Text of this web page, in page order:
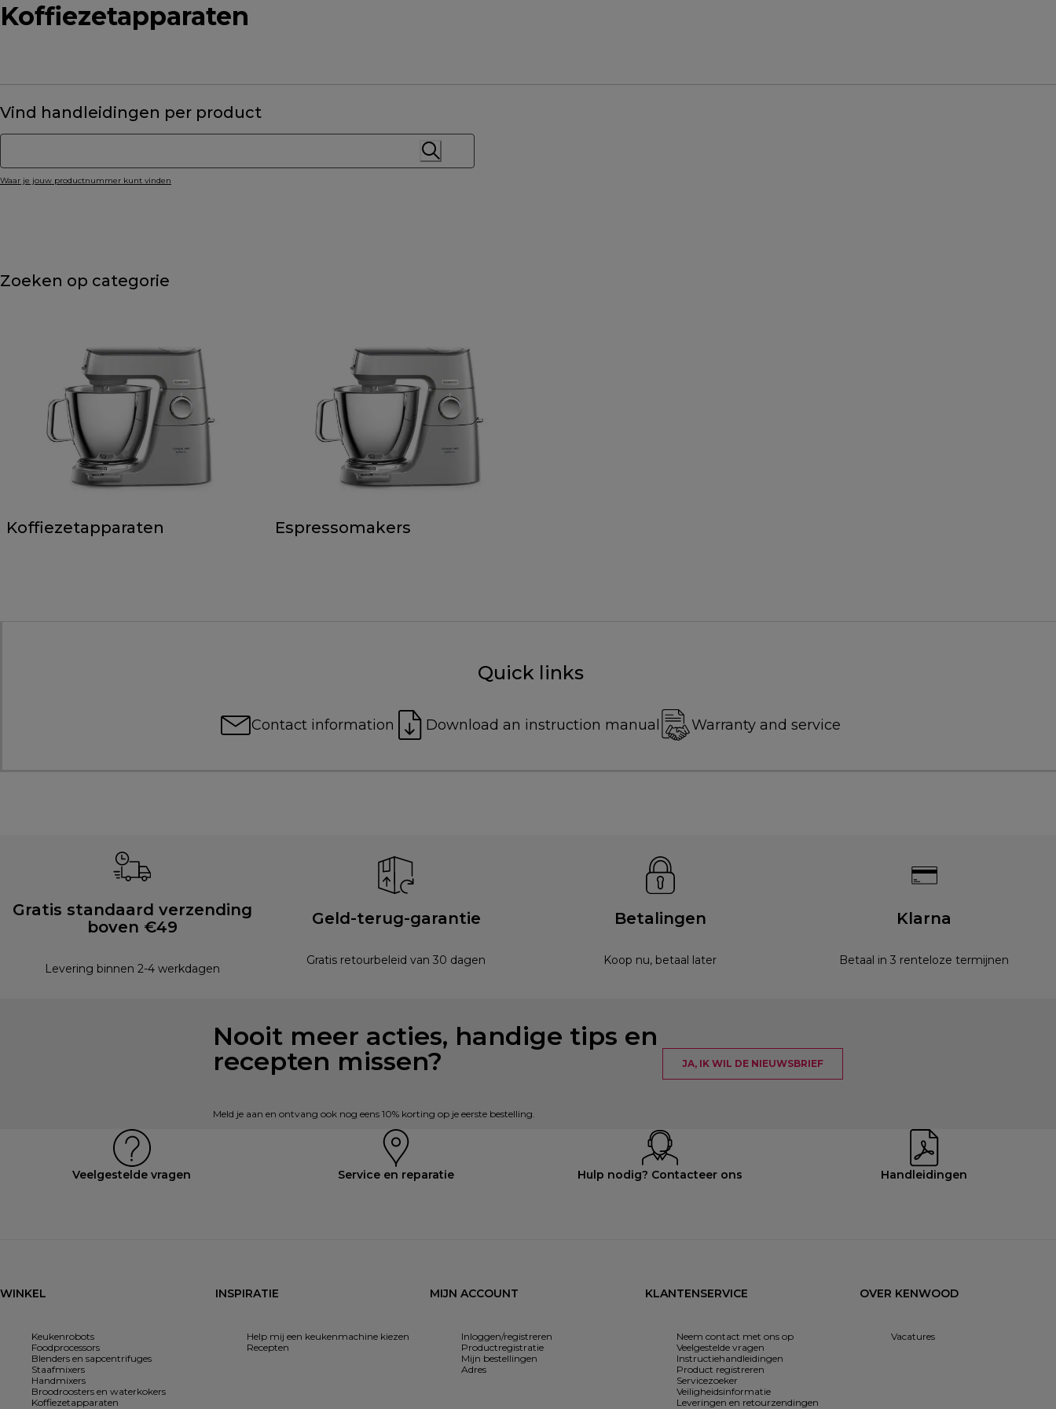
Koffiezetapparaten
Vind handleidingen per product
Waar je jouw productnummer kunt vinden
Zoeken op categorie
Koffiezetapparaten Espressomakers
Quick links
Contact information Download an instruction manual Warranty and service
Gratis standaard verzending
boven €49
Levering binnen 2-4 werkdagen
Geld-terug-garantie
Gratis retourbeleid van 30 dagen
Betalingen
Koop nu, betaal later
Klarna
Betaal in 3 renteloze termijnen
Nooit meer acties, handige tips en
recepten missen?
Meld je aan en ontvang ook nog eens 10% korting op je eerste bestelling.
JA, IK WIL DE NIEUWSBRIEF
Veelgestelde vragen Service en reparatie Hulp nodig? Contacteer ons Handleidingen
WINKEL
Keukenrobots
Foodprocessors
Blenders en sapcentrifuges
Staafmixers
Handmixers
Broodroosters en waterkokers
Koffiezetapparaten
INSPIRATIE
Help mij een keukenmachine kiezen
Recepten
MIJN ACCOUNT
Inloggen/registreren
Productregistratie
Mijn bestellingen
Adres
KLANTENSERVICE
Neem contact met ons op
Veelgestelde vragen
Instructiehandleidingen
Product registreren
Servicezoeker
Veiligheidsinformatie
Leveringen en retourzendingen
OVER KENWOOD
Vacatures